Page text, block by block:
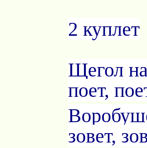
2 куплет
Щегол
поет,
зовет,